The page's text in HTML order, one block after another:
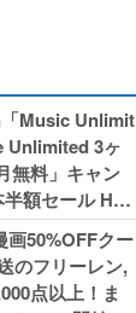
Music Unlimit
Unlimited 3ヶ
無料」キャン
額セール HU
社、無職転生,
、キャプテン
50%OFFクー
のフリーレン,
点以上！ま